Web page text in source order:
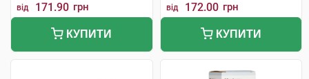
від 171.90 грн
КУПИТИ
від 172.00 грн
КУПИТИ